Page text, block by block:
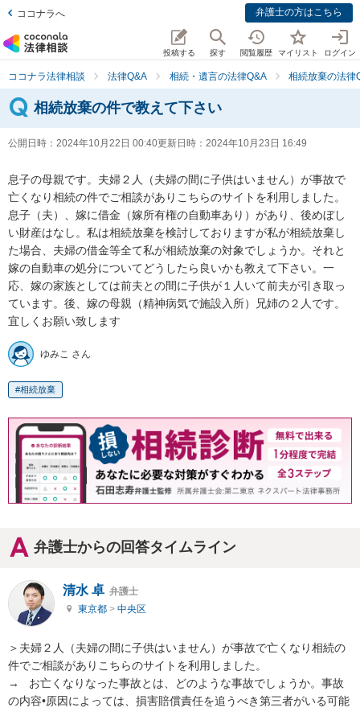
ココナラへ 弁護士の方はこちら
投稿する 探す 閲覧履歴 マイリスト ログイン
ココナラ法律相談 法律Q&A 相続・遺言の法律Q&A 相続放棄の法律
相続放棄の件で教えて下さい
公開日時： 2024年10月22日 00:40更新日時： 2024年10月23日 16:49
息子の母親です。夫婦２人（夫婦の間に子供はいません）が事故で
亡くなり相続の件でご相談がありこちらのサイトを利用しました。
息子（夫）、嫁に借金（嫁所有権の自動車あり）があり、後めぼし
い財産はなし。私は相続放棄を検討しておりますが私が相続放棄し
た場合、夫婦の借金等全て私が相続放棄の対象でしょうか。それと
嫁の自動車の処分についてどうしたら良いかも教えて下さい。一
応、嫁の家族としては前夫との間に子供が１人いて前夫が引き取っ
ています。後、嫁の母親（精神病気で施設入所）兄姉の２人です。
宜しくお願い致します
ゆみこ さん
相続放棄
弁護士からの回答タイムライン
清水 卓 弁護士
東京都 > 中央区
＞夫婦２人（夫婦の間に子供はいません）が事故で亡くなり相続の
件でご相談がありこちらのサイトを利用しました。
→   お亡くなりなった事故とは、どのような事故でしょうか。事故
の内容•原因によっては、損害賠償責任を追うべき第三者がいる可能